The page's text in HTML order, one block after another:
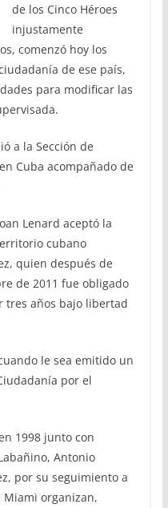
de los Cinco Héroes
injustamente
comenzó hoy los
de ese país,
para modificar las
a la Sección de
Cuba acompañado de
Lenard aceptó la
cubano
quien después de
de 2011 fue obligado
tres años bajo libertad
le sea emitido un
por el
1998 junto con
Antonio
por su seguimiento a
organizan,